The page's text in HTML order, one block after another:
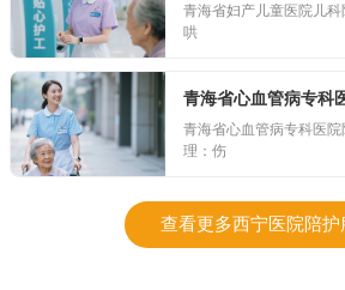
青海省妇产儿童医院儿科
哄
青海省心血管病专科
青海省心血管病专科医
理：伤
查看更多西宁医院陪护